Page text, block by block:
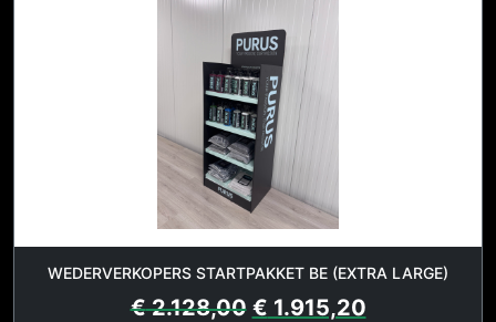
WEDERVERKOPERS STARTPAKKET BE (EXTRA LARGE)
€2.128,00 € 1.915,20